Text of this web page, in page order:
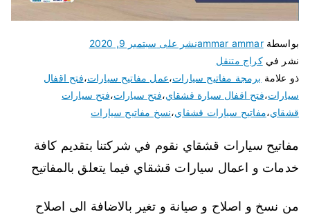
بواسطةammar ammarنشر على سبتمبر 9, 2020
نشر فيكراج متنقل
ذو علامة برمجة مفاتيح سيارات،عمل مفاتيح سيارات،فتح اقفال
سيارات،فتح اقفال سيارة قشقاي،فتح سيارات،فتح سيارات
قشقاي،مفاتيح سيارات قشقاي،نسخ مفاتيح سيارات
مفاتيح سيارات قشقاي نقوم في شركتنا بتقديم كافة
خدمات و اعمال سيارات قشقاي فيما يتعلق بالمفاتيح
من نسخ و اصلاح و صيانة و تغير بالاضافة الى اصلاح